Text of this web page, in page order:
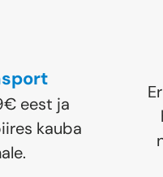
eest ja
kauba